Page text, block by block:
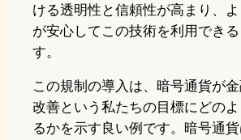
ける透明性と信頼性が高まり、
が安心してこの技術を利用でき
す。
この規制の導入は、暗号通貨が
改善という私たちの目標にどの
るかを示す良い例です。暗号通